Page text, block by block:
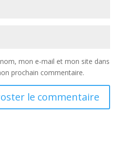
mon e-mail et mon site dans
prochain commentaire.